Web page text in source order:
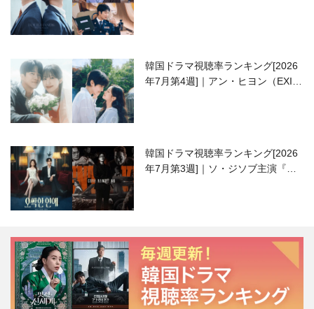
韓国ドラマ視聴率ランキング[2026
年7月第4週]｜アン・ヒヨン（EXID
韓国ドラマ視聴率ランキング[2026
年7月第3週]｜ソ・ジソブ主演『エ